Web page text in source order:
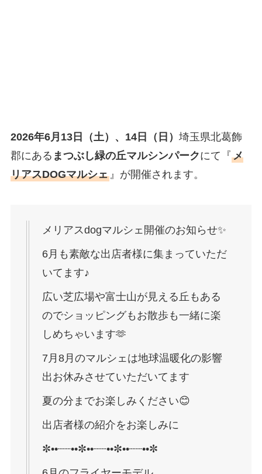
2026年6月13日（土）、14日（日） 埼玉県北葛飾
郡にある まつぶし緑の丘マルシンパークにて『メ
リアスDOGマルシェ』が開催されます。
メリアスdogマルシェ開催のお知らせ✨
6月も素敵な出店者様に集まっていただ
いてます♪
広い芝広場や富士山が見える丘もある
のでショッピングもお散歩も一緒に楽
しめちゃいます🫶
7月8月のマルシェは地球温暖化の影響
出お休みさせていただいてます
夏の分までお楽しみください😊
出店者様の紹介をお楽しみに
✼••┈┈••✼••┈┈••✼••┈┈••✼